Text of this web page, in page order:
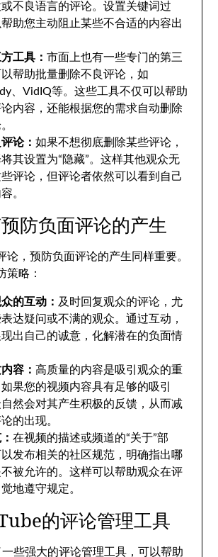
不良语言的评论。设置关键词过
助您主动阻止某些不合适的内容出
工具：市面上也有一些专门的第三
帮助批量删除不良评论，如
、VidIQ等。这些工具不仅可以帮助
内容，还能根据您的需求自动删除
论：如果不想彻底删除某些评论，
其设置为“隐藏”。这样其他观众无
评论，但评论者依然可以看到自己
。
防负面评论的产生
论，预防负面评论的产生同样重要。
策略：
的互动： 及时回复观众的评论，尤
达疑问或不满的观众。通过互动，
出自己的诚意，化解潜在的负面情
容： 高质量的内容是吸引观众的重
果您的视频内容具有足够的吸引
然会对其产生积极的反馈，从而减
的出现。
在视频的描述或频道的“关于”部
发布相关的社区规范，明确指出哪
被允许的。这样可以帮助观众在评
地遵守规定。
的评论管理工具
一些强大的评论管理工具，可以帮助